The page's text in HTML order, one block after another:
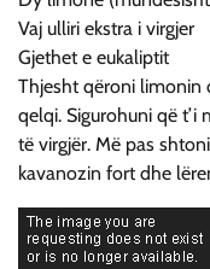
Vaj ulliri ekstra i virgjer
Gjethet e eukaliptit
Thjesht qëroni limonin
qelqi. Sigurohuni që
të virgjër. Më pas
kavanozin fort dhe